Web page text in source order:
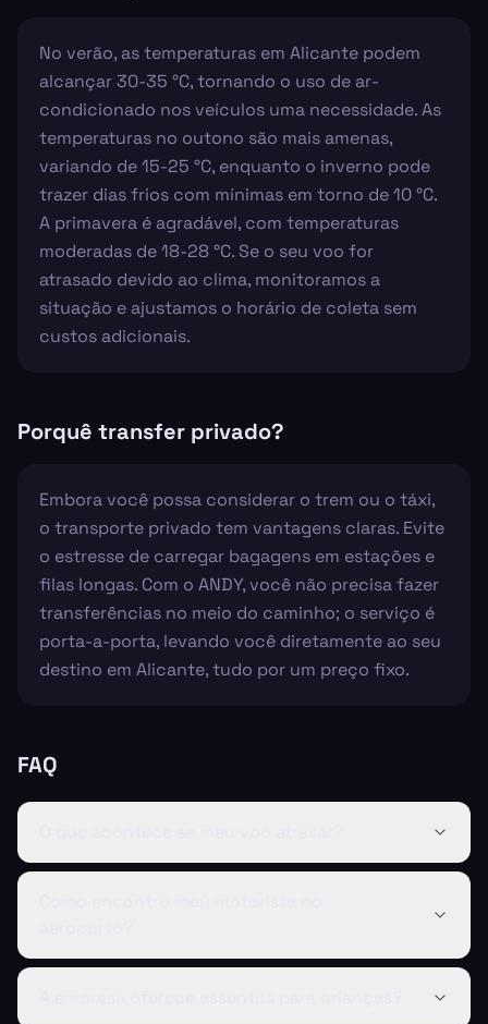
No verão, as temperaturas em Alicante podem
alcançar 30-35 °C, tornando o uso de ar-
condicionado nos veículos uma necessidade. As
temperaturas no outono são mais amenas,
variando de 15-25 °C, enquanto o inverno pode
trazer dias frios com mínimas em torno de 10 °C.
A primavera é agradável, com temperaturas
moderadas de 18-28 °C. Se o seu voo for
atrasado devido ao clima, monitoramos a
situação e ajustamos o horário de coleta sem
custos adicionais.
Porquê transfer privado?
Embora você possa considerar o trem ou o táxi,
o transporte privado tem vantagens claras. Evite
o estresse de carregar bagagens em estações e
filas longas. Com o ANDY, você não precisa fazer
transferências no meio do caminho; o serviço é
porta-a-porta, levando você diretamente ao seu
destino em Alicante, tudo por um preço fixo.
FAQ